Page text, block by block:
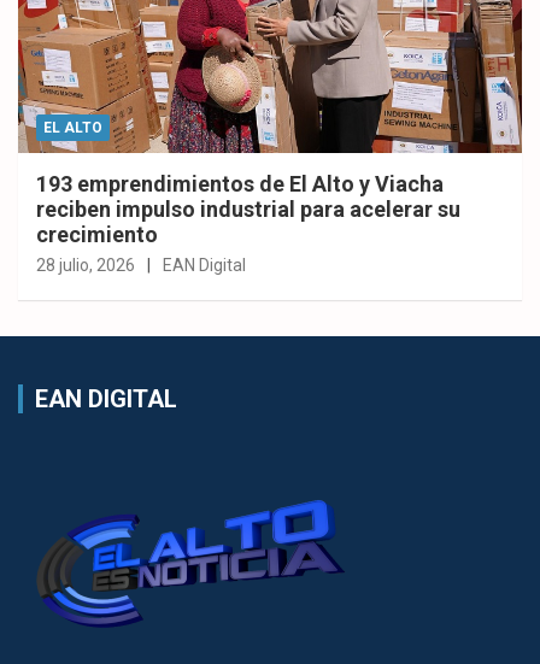
EL ALTO
193 emprendimientos de El Alto y Viacha
reciben impulso industrial para acelerar su
crecimiento
28 julio, 2026 EAN Digital
EAN DIGITAL